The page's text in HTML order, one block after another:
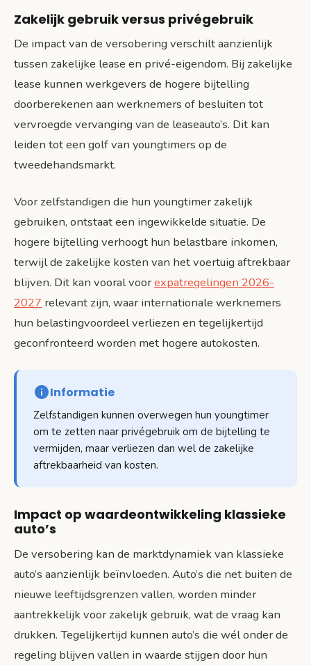
Zakelijk gebruik versus privégebruik
De impact van de versobering verschilt aanzienlijk
tussen zakelijke lease en privé-eigendom. Bij zakelijke
lease kunnen werkgevers de hogere bijtelling
doorberekenen aan werknemers of besluiten tot
vervroegde vervanging van de leaseauto’s. Dit kan
leiden tot een golf van youngtimers op de
tweedehandsmarkt.
Voor zelfstandigen die hun youngtimer zakelijk
gebruiken, ontstaat een ingewikkelde situatie. De
hogere bijtelling verhoogt hun belastbare inkomen,
terwijl de zakelijke kosten van het voertuig aftrekbaar
blijven. Dit kan vooral voorexpatregelingen 2026-
2027 relevant zijn, waar internationale werknemers
hun belastingvoordeel verliezen en tegelijkertijd
geconfronteerd worden met hogere autokosten.
Informatie
Zelfstandigen kunnen overwegen hun youngtimer
om te zetten naar privégebruik om de bijtelling te
vermijden, maar verliezen dan wel de zakelijke
aftrekbaarheid van kosten.
Impact op waardeontwikkeling klassieke
auto’s
De versobering kan de marktdynamiek van klassieke
auto’s aanzienlijk beïnvloeden. Auto’s die net buiten de
nieuwe leeftijdsgrenzen vallen, worden minder
aantrekkelijk voor zakelijk gebruik, wat de vraag kan
drukken. Tegelijkertijd kunnen auto’s die wél onder de
regeling blijven vallen in waarde stijgen door hun